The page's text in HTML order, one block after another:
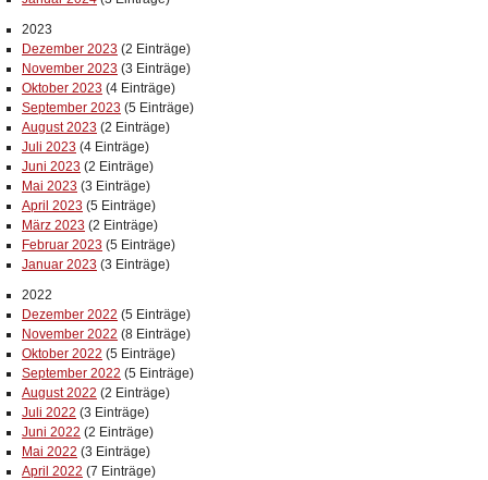
2023
Dezember 2023 (2 Einträge)
November 2023 (3 Einträge)
Oktober 2023 (4 Einträge)
September 2023 (5 Einträge)
August 2023 (2 Einträge)
Juli 2023 (4 Einträge)
Juni 2023 (2 Einträge)
Mai 2023 (3 Einträge)
April 2023 (5 Einträge)
März 2023 (2 Einträge)
Februar 2023 (5 Einträge)
Januar 2023 (3 Einträge)
2022
Dezember 2022 (5 Einträge)
November 2022 (8 Einträge)
Oktober 2022 (5 Einträge)
September 2022 (5 Einträge)
August 2022 (2 Einträge)
Juli 2022 (3 Einträge)
Juni 2022 (2 Einträge)
Mai 2022 (3 Einträge)
April 2022 (7 Einträge)